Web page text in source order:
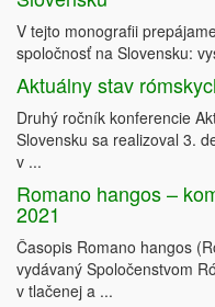
V tejto monografii
spoločnosť na Slovensku:
Aktuálny stav
Druhý ročník konferencie
Slovensku sa realizoval 3.
v ...
Romano hangos –
2021
Časopis Romano hangos
vydávaný Spoločenstvom
v tlačenej a ...